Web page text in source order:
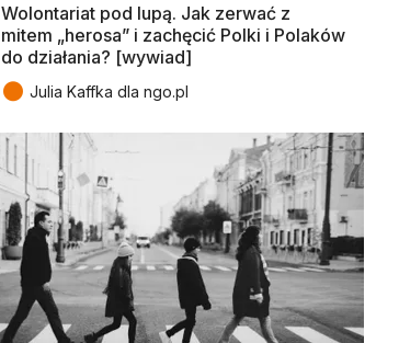
Wolontariat pod lupą. Jak zerwać z
mitem „herosa” i zachęcić Polki i Polaków
do działania? [wywiad]
● Julia Kaffka dla ngo.pl